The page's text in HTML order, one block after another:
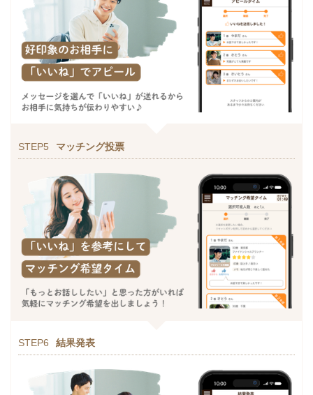
STEP5 マッチング投票
STEP6 結果発表